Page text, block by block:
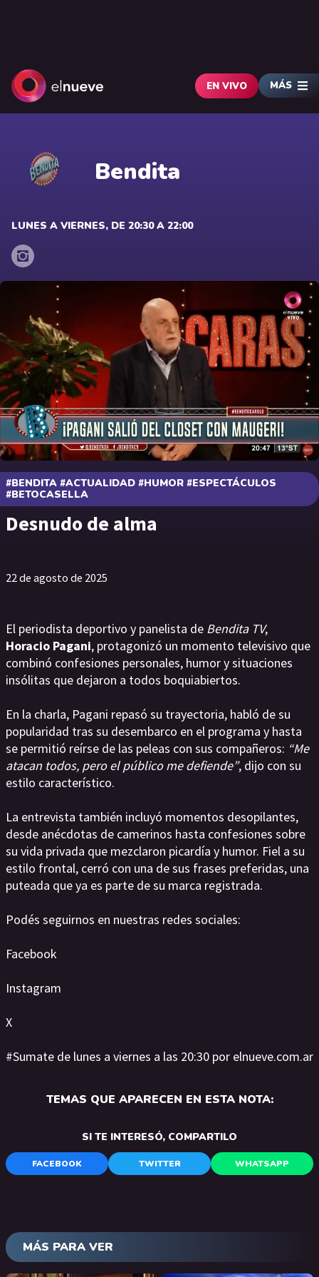
EN VIVO MÁS
Bendita
LUNES A VIERNES, DE 20:30 A 22:00
#BENDITA #ACTUALIDAD #HUMOR #ESPECTÁCULOS
#BETOCASELLA
Desnudo de alma
22 de agosto de 2025
El periodista deportivo y panelista de Bendita TV,
Horacio Pagani, protagonizó un momento televisivo que
combinó confesiones personales, humor y situaciones
insólitas que dejaron a todos boquiabiertos.
En la charla, Pagani repasó su trayectoria, habló de su
popularidad tras su desembarco en el programa y hasta
se permitió reírse de las peleas con sus compañeros: “Me
atacan todos, pero el público me defiende”, dijo con su
estilo característico.
La entrevista también incluyó momentos desopilantes,
desde anécdotas de camerinos hasta confesiones sobre
su vida privada que mezclaron picardía y humor. Fiel a su
estilo frontal, cerró con una de sus frases preferidas, una
puteada que ya es parte de su marca registrada.
Podés seguirnos en nuestras redes sociales:
Facebook
Instagram
X
#Sumate de lunes a viernes a las 20:30 por elnueve.com.ar
TEMAS QUE APARECEN EN ESTA NOTA:
SI TE INTERESÓ, COMPARTILO
FACEBOOK TWITTER WHATSAPP
MÁS PARA VER